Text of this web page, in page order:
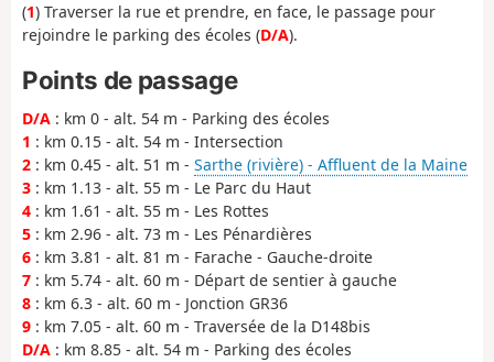
(1) Traverser la rue et prendre, en face, le passage pour
rejoindre le parking des écoles (D/A).
Points de passage
D/A : km 0 - alt. 54 m - Parking des écoles
1 : km 0.15 - alt. 54 m - Intersection
2 : km 0.45 - alt. 51 m - Sarthe (rivière) - Affluent de la Maine
3 : km 1.13 - alt. 55 m - Le Parc du Haut
4 : km 1.61 - alt. 55 m - Les Rottes
5 : km 2.96 - alt. 73 m - Les Pénardières
6 : km 3.81 - alt. 81 m - Farache - Gauche-droite
7 : km 5.74 - alt. 60 m - Départ de sentier à gauche
8 : km 6.3 - alt. 60 m - Jonction GR36
9 : km 7.05 - alt. 60 m - Traversée de la D148bis
D/A : km 8.85 - alt. 54 m - Parking des écoles